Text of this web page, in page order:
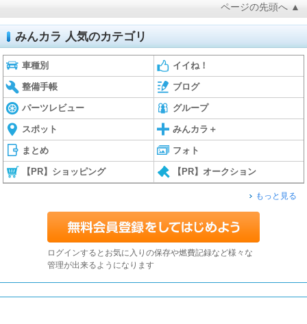
ページの先頭へ ▲
みんカラ 人気のカテゴリ
車種別 イイね！
整備手帳 ブログ
パーツレビュー グループ
スポット みんカラ＋
まとめ フォト
【PR】ショッピング 【PR】オークション
もっと見る
ログインするとお気に入りの保存や燃費記録など様々な
管理が出来るようになります